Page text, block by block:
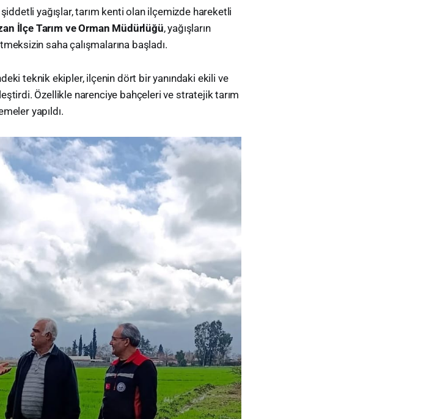
yağışlar, tarım kenti olan ilçemizde hareketli
İlçe Tarım ve Orman Müdürlüğü, yağışların
saha çalışmalarına başladı.
teknik ekipler, ilçenin dört bir yanındaki ekili ve
Özellikle narenciye bahçeleri ve stratejik tarım
yapıldı.